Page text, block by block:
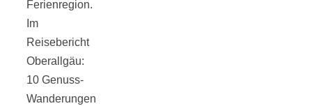
Ferienregion.
Im
Reisebericht
Oberallgäu:
10 Genuss-
Wanderungen